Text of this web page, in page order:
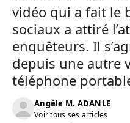
vidéo qui a fait le
sociaux a attiré
enquêteurs. Il
depuis une autre
téléphone
Angèle M. ADANLE
Voir tous ses articles